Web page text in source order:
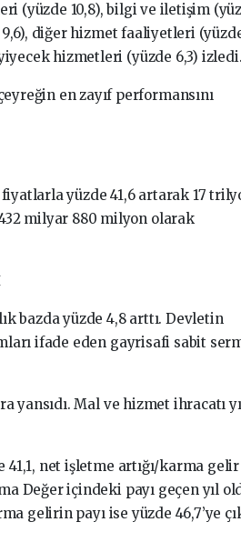
(yüzde 10,8), bilgi ve iletişim
diğer hizmet faaliyetleri (yüzde
hizmetleri (yüzde 6,3) izledi.
en zayıf performansını
yüzde 41,6 artarak 17
milyar 880 milyon olarak
bazda yüzde 4,8 arttı. Devletin
ifade eden gayrisafi sabit
yansıdı. Mal ve hizmet ihracatı
net işletme artığı/karma
Değer içindeki payı geçen yıl
gelirin payı ise yüzde 46,7’ye